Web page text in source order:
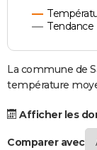
COPAINS D'AVANT
S'inscrire
Se connecter
Lycées
Collèges
Primaires
Universités
Entreprises
Service militaire
Avis de recherche
AVIS DE DÉCÈS
FORUM
Tendance
La commune de
température
Afficher les
Comparer avec